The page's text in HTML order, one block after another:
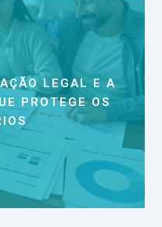
LEGAL E A
PROTEGE OS